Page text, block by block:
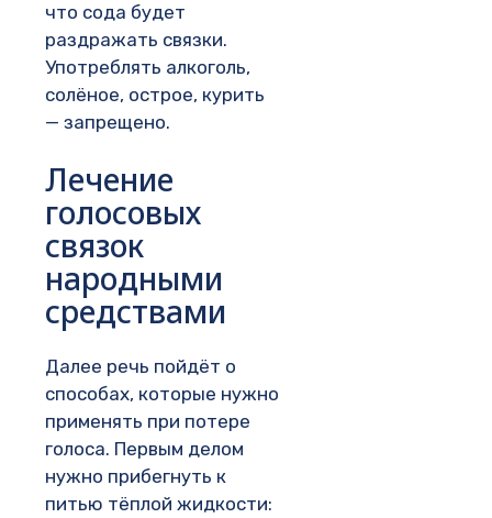
что сода будет
раздражать связки.
Употреблять алкоголь,
солёное, острое, курить
— запрещено.
Лечение
голосовых
связок
народными
средствами
Далее речь пойдёт о
способах, которые нужно
применять при потере
голоса. Первым делом
нужно прибегнуть к
питью тёплой жидкости: